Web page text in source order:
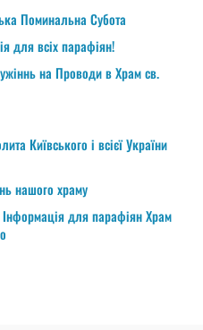
Поминальна Субота
для всіх парафіян!
на Проводи в Храм св.
Київського і всієї України
нашого храму
Інформація для парафіян Храм